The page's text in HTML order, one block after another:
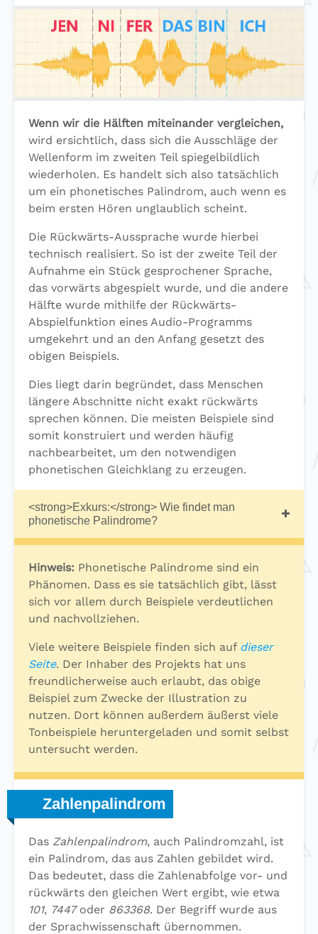
Wenn wir die Hälften miteinander vergleichen,
wird ersichtlich, dass sich die Ausschläge der
Wellenform im zweiten Teil spiegelbildlich
wiederholen. Es handelt sich also tatsächlich
um ein phonetisches Palindrom, auch wenn es
beim ersten Hören unglaublich scheint.
Die Rückwärts-Aussprache wurde hierbei
technisch realisiert. So ist der zweite Teil der
Aufnahme ein Stück gesprochener Sprache,
das vorwärts abgespielt wurde, und die andere
Hälfte wurde mithilfe der Rückwärts-
Abspielfunktion eines Audio-Programms
umgekehrt und an den Anfang gesetzt des
obigen Beispiels.
Dies liegt darin begründet, dass Menschen
längere Abschnitte nicht exakt rückwärts
sprechen können. Die meisten Beispiele sind
somit konstruiert und werden häufig
nachbearbeitet, um den notwendigen
phonetischen Gleichklang zu erzeugen.
<strong>Exkurs:</strong> Wie findet man
phonetische Palindrome?
Hinweis: Phonetische Palindrome sind ein
Phänomen. Dass es sie tatsächlich gibt, lässt
sich vor allem durch Beispiele verdeutlichen
und nachvollziehen.
Viele weitere Beispiele finden sich auf dieser
Seite. Der Inhaber des Projekts hat uns
freundlicherweise auch erlaubt, das obige
Beispiel zum Zwecke der Illustration zu
nutzen. Dort können außerdem äußerst viele
Tonbeispiele heruntergeladen und somit selbst
untersucht werden.
Zahlenpalindrom
Das Zahlenpalindrom, auch Palindromzahl, ist
ein Palindrom, das aus Zahlen gebildet wird.
Das bedeutet, dass die Zahlenabfolge vor- und
rückwärts den gleichen Wert ergibt, wie etwa
101, 7447oder 863368. Der Begriff wurde aus
der Sprachwissenschaft übernommen.